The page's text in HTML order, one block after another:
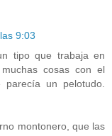
9:03
tipo que trabaja en
cosas con el
un pelotudo.
montonero, que las